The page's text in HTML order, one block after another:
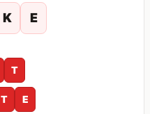
K E
T
T E